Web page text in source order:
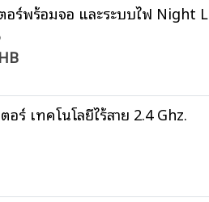
อร์พร้อมจอ และระบบไฟ Night
ร์ เทคโนโลยีไร้สาย 2.4 Ghz.